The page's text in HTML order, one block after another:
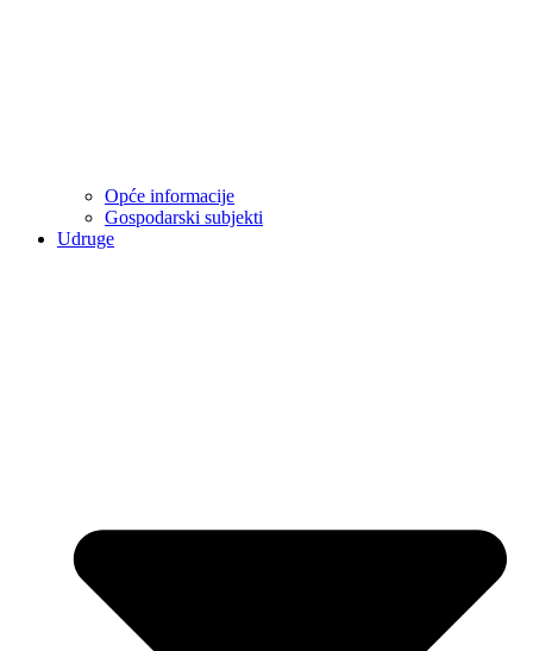
Opće informacije
Gospodarski subjekti
Udruge